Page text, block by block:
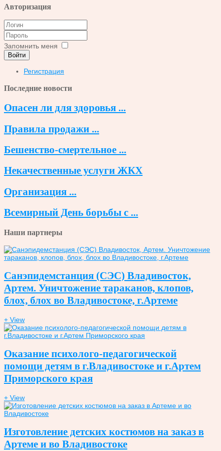
Авторизация
Запомнить меня
Войти
Регистрация
Последние новости
Опасен ли для здоровья ...
Правила продажи ...
Бешенство-смертельное ...
Некачественные услуги ЖКХ
Организация ...
Всемирный День борьбы с ...
Наши партнеры
Санэпидемстанция (СЭС) Владивосток,
Артем. Уничтожение тараканов, клопов,
блох, блох во Владивостоке, г.Артеме
+ View
Оказание психолого-педагогической
помощи детям в г.Владивостоке и г.Артем
Приморского края
+ View
Изготовление детских костюмов на заказ в
Артеме и во Владивостоке